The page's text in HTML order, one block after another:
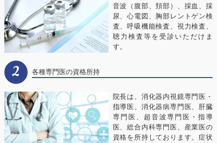
音波（腹部、頚部）、採血、採
尿、心電図、胸部レントゲン検
査、呼吸機能検査、視力検査、
聴力検査等を受診いただけま
す。
2 各種専門医の資格所持
院長は、消化器内視鏡専門医・
指導医、消化器病専門医、肝臓
専門医、超音波専門医・指導
医、総合内科専門医、産業医の
資格を所持しております。症状